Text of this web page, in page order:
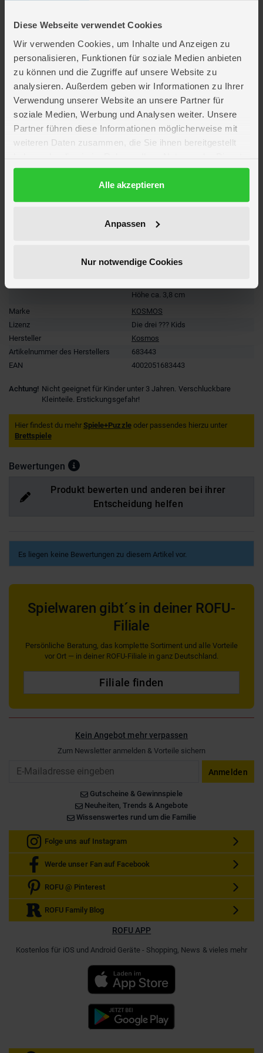
Diese Webseite verwendet Cookies
Wir verwenden Cookies, um Inhalte und Anzeigen zu
personalisieren, Funktionen für soziale Medien anbieten
zu können und die Zugriffe auf unsere Website zu
analysieren. Außerdem geben wir Informationen zu Ihrer
Verwendung unserer Website an unsere Partner für
soziale Medien, Werbung und Analysen weiter. Unsere
Partner führen diese Informationen möglicherweise mit
weiteren Daten zusammen, die Sie ihnen bereitgestellt
gesammelt haben.
DatenschutzerklärungAlle akzeptieren
Anpassen
Nur notwendige Cookies
1 Event-Planer
8 Einladungskarten
Verdächtigen-Übersicht
36 Karten
8 Zettel
7 Stanztafeln
6 Fingerabdruck-Sticker
1 Kunststoff-Edelstein
1 Stück Stoff
Lieferumfang: 1 Spiel
Artikelmerkmale
ca. 45 - 60 min
Höhe ca. 3,8 cm
Marke
KOSMOS
Lizenz
Die drei ??? Kids
Hersteller
Kosmos
Artikelnummer des Herstellers
683443
EAN
4002051683443
Achtung! Nicht geeignet für Kinder unter 3 Jahren. Verschluckbare
Kleinteile. Erstickungsgefahr!
Hier findest du mehr Spiele+Puzzleoder passendes hierzu unter
Brettspiele
Bewertungen
Produkt bewerten und anderen bei ihrer
Entscheidung helfen
Es liegen keine Bewertungen zu diesem Artikel vor.
Spielwaren gibt´s in deiner ROFU-
Filiale
Persönliche Beratung, das komplette Sortiment und alle Vorteile
vor Ort — in deiner ROFU-Filiale in ganz Deutschland.
Filiale finden
Kein Angebot mehr verpassen
Zum Newsletter anmelden & Vorteile sichern
Anmelden
Gutscheine & Gewinnspiele
Neuheiten, Trends & Angebote
Wissenswertes rund um die Familie
Folge uns auf Instagram
Werde unser Fan auf Facebook
ROFU @ Pinterest
ROFU Family Blog
ROFU APP
Kostenlos für iOS und Android Geräte - Shopping, News & vieles mehr